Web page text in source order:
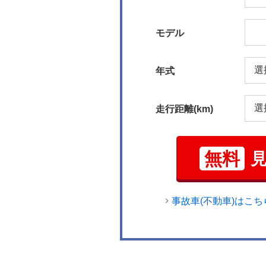
モデル
年式
走行距離(km)
無料
事故車(不動車)はこち